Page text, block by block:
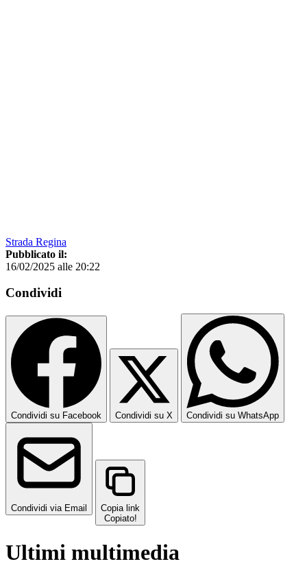
Strada Regina
Pubblicato il:
16/02/2025 alle 20:22
Condividi
Condividi su Facebook Condividi su X Condividi su WhatsApp
Condividi via Email
Copia link
Copiato!
Ultimi multimedia